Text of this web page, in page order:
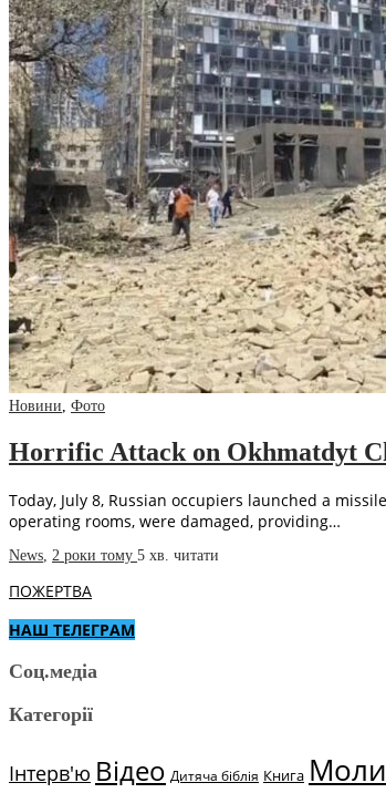
Новини, Фото
Horrific Attack on Okhmatdyt
Today, July 8, Russian occupiers launched a
operating rooms, were damaged, providing…
News, 2 роки тому 5 хв. читати
ПОЖЕРТВА
НАШ ТЕЛЕГРАМ
Соц.медіа
Категорії
Інтерв'ю Відео Дитяча біблія Книга